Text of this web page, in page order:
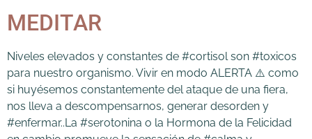
MEDITAR
Niveles elevados y constantes de #cortisol son #toxicos
para nuestro organismo. Vivir en modo ALERTA ⚠️ como
si huyésemos constantemente del ataque de una fiera,
nos lleva a descompensarnos, generar desorden y
#enfermar..La #serotonina o la Hormona de la Felicidad